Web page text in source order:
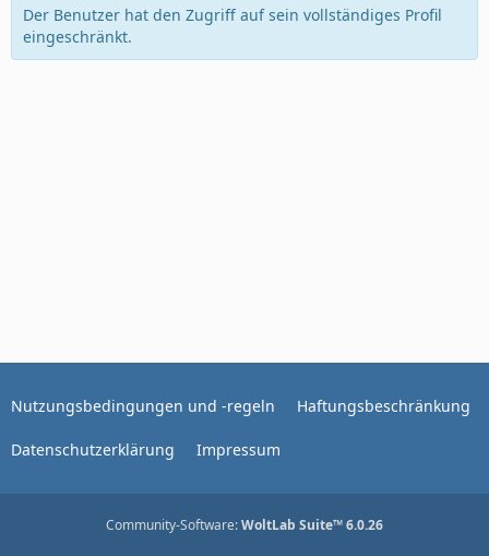
Der Benutzer hat den Zugriff auf sein vollständiges Profil
eingeschränkt.
Nutzungsbedingungen und -regeln Haftungsbeschränkung
Datenschutzerklärung Impressum
Community-Software:WoltLab Suite™ 6.0.26